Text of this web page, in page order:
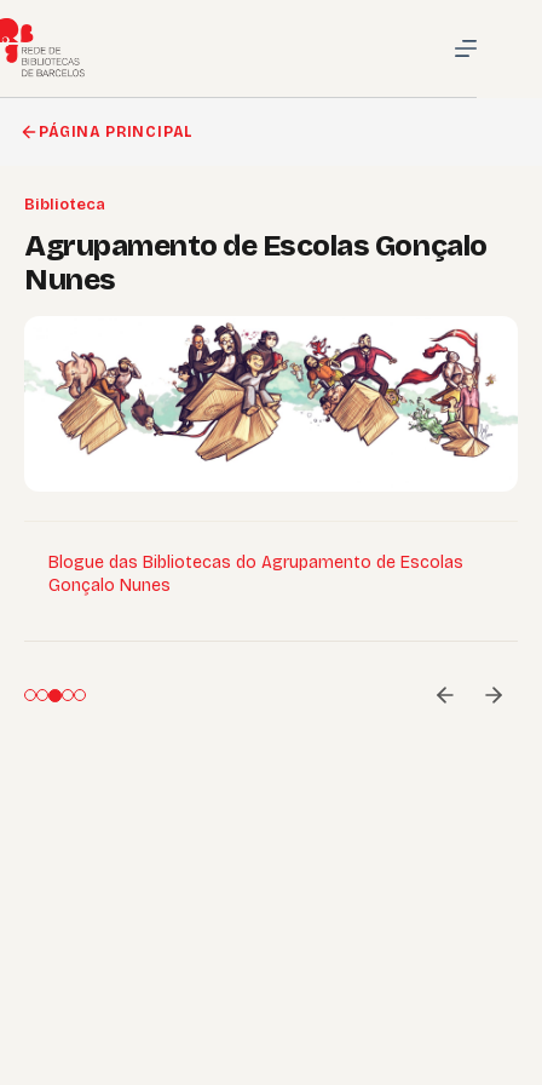
para
o
conteúdo
PÁGINA PRINCIPAL
Biblioteca
Agrupamento de Escolas Gonçalo
Nunes
Blogue das Bibliotecas do Agrupamento de Escolas
Gonçalo Nunes